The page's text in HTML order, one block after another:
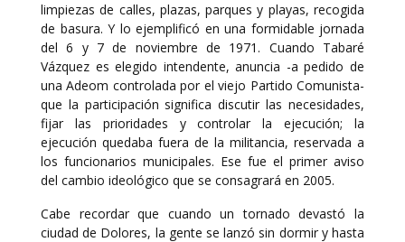
limpiezas de calles, plazas, parques y playas, recogida
de basura. Y lo ejemplificó en una formidable jornada
del 6 y 7 de noviembre de 1971. Cuando Tabaré
Vázquez es elegido intendente, anuncia -a pedido de
una Adeom controlada por el viejo Partido Comunista-
que la participación significa discutir las necesidades,
fijar las prioridades y controlar la ejecución; la
ejecución quedaba fuera de la militancia, reservada a
los funcionarios municipales. Ese fue el primer aviso
del cambio ideológico que se consagrará en 2005.
Cabe recordar que cuando un tornado devastó la
ciudad de Dolores, la gente se lanzó sin dormir y hasta